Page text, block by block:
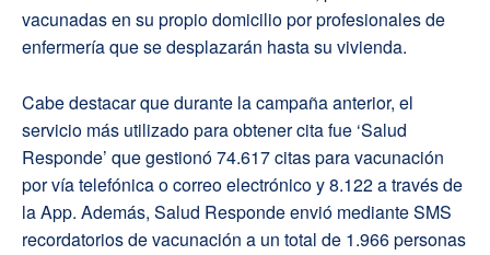
vacunadas en su propio domicilio por profesionales de
enfermería que se desplazarán hasta su vivienda.
Cabe destacar que durante la campaña anterior, el
servicio más utilizado para obtener cita fue ‘Salud
Responde’ que gestionó 74.617 citas para vacunación
por vía telefónica o correo electrónico y 8.122 a través de
la App. Además, Salud Responde envió mediante SMS
recordatorios de vacunación a un total de 1.966 personas